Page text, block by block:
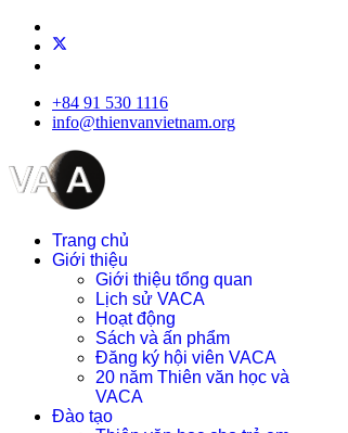
+84 91 530 1116
info@thienvanvietnam.org
Trang chủ
Giới thiệu
Giới thiệu tổng quan
Lịch sử VACA
Hoạt động
Sách và ấn phẩm
Đăng ký hội viên VACA
20 năm Thiên văn học và
VACA
Đào tạo